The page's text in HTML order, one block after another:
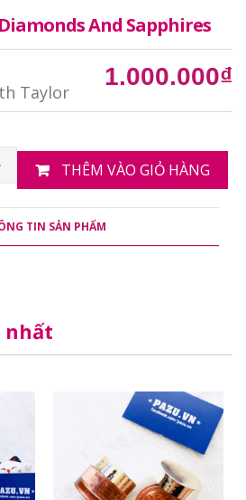
And Sapphires
Taylor
1.000.000₫
THÊM VÀO GIỎ HÀNG
TIN SẢN PHẨM
nhất